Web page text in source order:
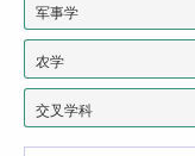
军事学
农学
交叉学科